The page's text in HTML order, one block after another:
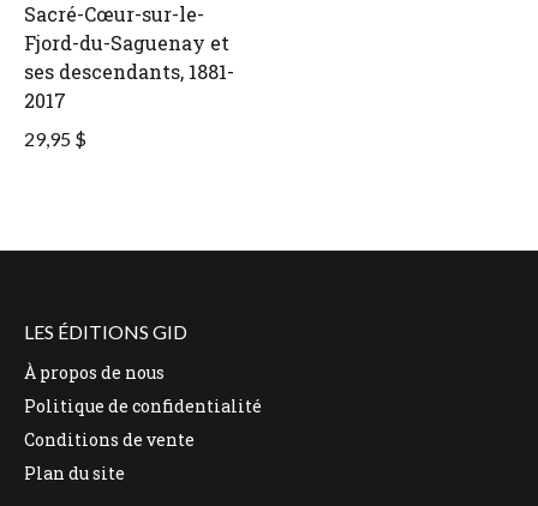
Sacré-Cœur-sur-le-
Fjord-du-Saguenay et
ses descendants, 1881-
2017
29,95 $
LES ÉDITIONS GID
À propos de nous
Politique de confidentialité
Conditions de vente
Plan du site